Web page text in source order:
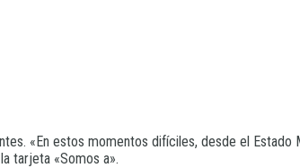
«En estos momentos difíciles, desde el
tarjeta «Somos a».